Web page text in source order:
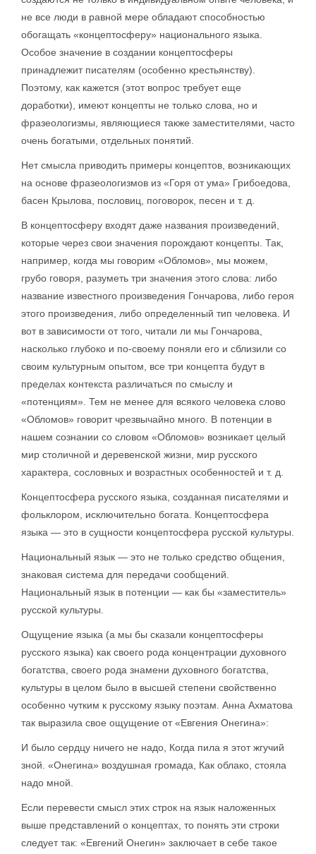
не все люди в равной мере обладают способностью
обогащать «концептосферу» национального языка.
Особое значение в создании концептосферы
принадлежит писателям (особенно крестьянству).
Поэтому, как кажется (этот вопрос требует еще
доработки), имеют концепты не только слова, но и
фразеологизмы, являющиеся также заместителями, часто
очень богатыми, отдельных понятий.
Нет смысла приводить примеры концептов, возникающих
на основе фразеологизмов из «Горя от ума» Грибоедова,
басен Крылова, пословиц, поговорок, песен и т. д.
В концептосферу входят даже названия произведений,
которые через свои значения порождают концепты. Так,
например, когда мы говорим «Обломов», мы можем,
грубо говоря, разуметь три значения этого слова: либо
название известного произведения Гончарова, либо героя
этого произведения, либо определенный тип человека. И
вот в зависимости от того, читали ли мы Гончарова,
насколько глубоко и по-своему поняли его и сблизили со
своим культурным опытом, все три концепта будут в
пределах контекста различаться по смыслу и
«потенциям». Тем не менее для всякого человека слово
«Обломов» говорит чрезвычайно много. В потенции в
нашем сознании со словом «Обломов» возникает целый
мир столичной и деревенской жизни, мир русского
характера, сословных и возрастных особенностей и т. д.
Концептосфера русского языка, созданная писателями и
фольклором, исключительно богата. Концептосфера
языка — это в сущности концептосфера русской культуры.
Национальный язык — это не только средство общения,
знаковая система для передачи сообщений.
Национальный язык в потенции — как бы «заместитель»
русской культуры.
Ощущение языка (а мы бы сказали концептосферы
русского языка) как своего рода концентрации духовного
богатства, своего рода знамени духовного богатства,
культуры в целом было в высшей степени свойственно
особенно чутким к русскому языку поэтам. Анна Ахматова
так выразила свое ощущение от «Евгения Онегина»:
И было сердцу ничего не надо, Когда пила я этот жгучий
зной. «Онегина» воздушная громада, Как облако, стояла
надо мной.
Если перевести смысл этих строк на язык наложенных
выше представлений о концептах, то понять эти строки
следует так: «Евгений Онегин» заключает в себе такое